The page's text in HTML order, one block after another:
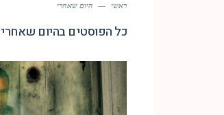
ראשי — היום שאחרי
כל הפוסטים בהיום שאחרי